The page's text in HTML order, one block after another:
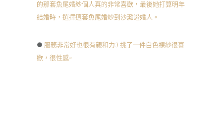
的那套魚尾婚紗個人真的非常喜歡，最後她打算明年
結婚時，選擇這套魚尾婚紗到沙灘證婚人。
● 服務非常好也很有親和力:) 挑了一件白色裸紗很喜
歡，很性感~